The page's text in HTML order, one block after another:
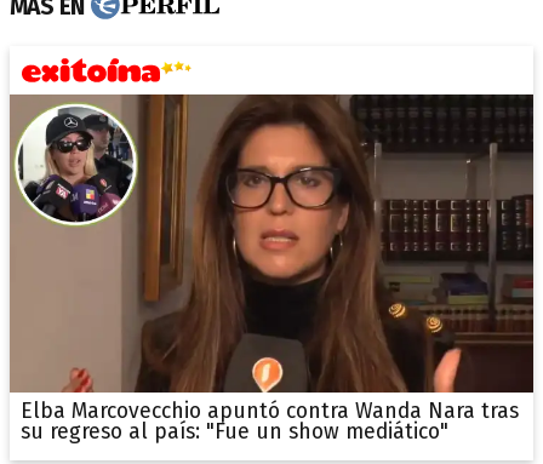
MÁS EN
Elba Marcovecchio apuntó contra Wanda Nara tras
su regreso al país: "Fue un show mediático"